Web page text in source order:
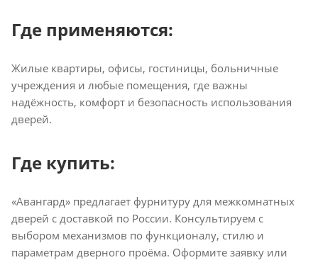
Где применяются:
Жилые квартиры, офисы, гостиницы, больничные
учреждения и любые помещения, где важны
надёжность, комфорт и безопасность использования
дверей.
Где купить:
«Авангард» предлагает фурнитуру для межкомнатных
дверей с доставкой по России. Консультируем с
выбором механизмов по функционалу, стилю и
параметрам дверного проёма. Оформите заявку или